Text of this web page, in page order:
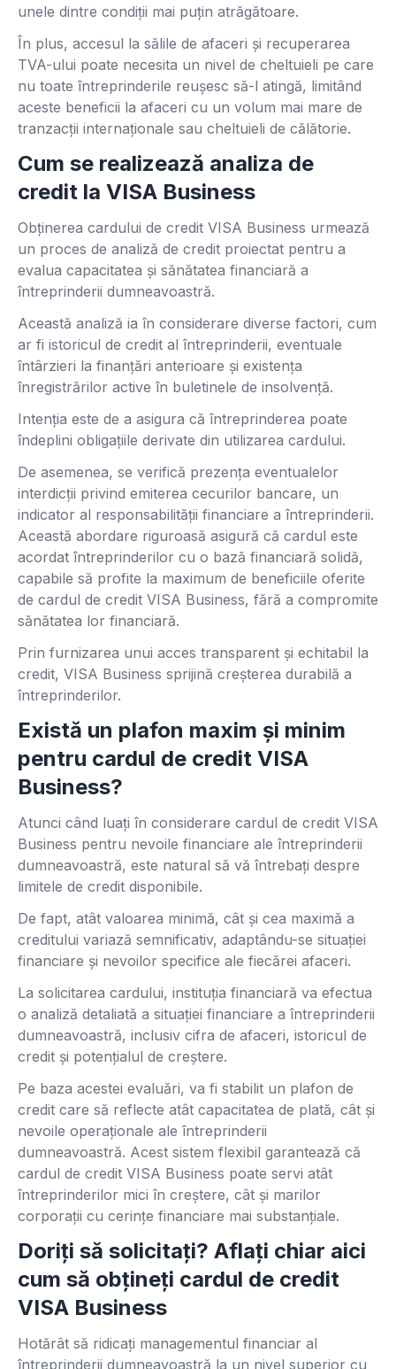
unele dintre condiții mai puțin atrăgătoare.
În plus, accesul la sălile de afaceri și recuperarea
TVA-ului poate necesita un nivel de cheltuieli pe care
nu toate întreprinderile reușesc să-l atingă, limitând
aceste beneficii la afaceri cu un volum mai mare de
tranzacții internaționale sau cheltuieli de călătorie.
Cum se realizează analiza de
credit la VISA Business
Obținerea cardului de credit VISA Business urmează
un proces de analiză de credit proiectat pentru a
evalua capacitatea și sănătatea financiară a
întreprinderii dumneavoastră.
Această analiză ia în considerare diverse factori, cum
ar fi istoricul de credit al întreprinderii, eventuale
întârzieri la finanțări anterioare și existența
înregistrărilor active în buletinele de insolvență.
Intenția este de a asigura că întreprinderea poate
îndeplini obligațiile derivate din utilizarea cardului.
De asemenea, se verifică prezența eventualelor
interdicții privind emiterea cecurilor bancare, un
indicator al responsabilității financiare a întreprinderii.
Această abordare riguroasă asigură că cardul este
acordat întreprinderilor cu o bază financiară solidă,
capabile să profite la maximum de beneficiile oferite
de cardul de credit VISA Business, fără a compromite
sănătatea lor financiară.
Prin furnizarea unui acces transparent și echitabil la
credit, VISA Business sprijină creșterea durabilă a
întreprinderilor.
Există un plafon maxim și minim
pentru cardul de credit VISA
Business?
Atunci când luați în considerare cardul de credit VISA
Business pentru nevoile financiare ale întreprinderii
dumneavoastră, este natural să vă întrebați despre
limitele de credit disponibile.
De fapt, atât valoarea minimă, cât și cea maximă a
creditului variază semnificativ, adaptându-se situației
financiare și nevoilor specifice ale fiecărei afaceri.
La solicitarea cardului, instituția financiară va efectua
o analiză detaliată a situației financiare a întreprinderii
dumneavoastră, inclusiv cifra de afaceri, istoricul de
credit și potențialul de creștere.
Pe baza acestei evaluări, va fi stabilit un plafon de
credit care să reflecte atât capacitatea de plată, cât și
nevoile operaționale ale întreprinderii
dumneavoastră. Acest sistem flexibil garantează că
cardul de credit VISA Business poate servi atât
întreprinderilor mici în creștere, cât și marilor
corporații cu cerințe financiare mai substanțiale.
Doriți să solicitați? Aflați chiar aici
cum să obțineți cardul de credit
VISA Business
Hotărât să ridicați managementul financiar al
întreprinderii dumneavoastră la un nivel superior cu